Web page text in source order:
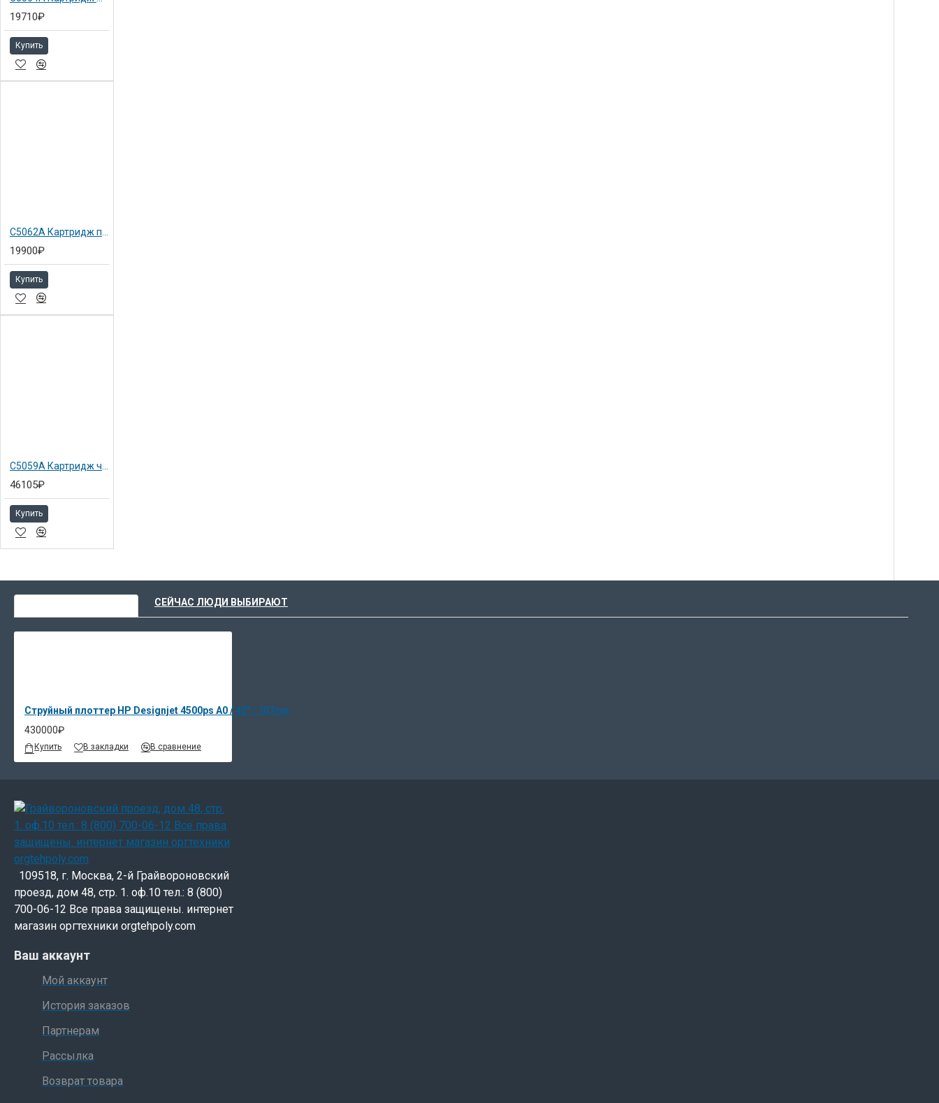
19710₽
Купить
19900₽
Купить
46105₽
Купить
СЕЙЧАС ЛЮДИ ВЫБИРАЮТ
Струйный плоттер HP Designjet 4500ps A0 / 42" / 107cm
430000₽
Купить В закладки В сравнение
109518, г. Москва, 2-й Грайвороновский
проезд, дом 48, стр. 1. оф.10 тел.: 8 (800)
700-06-12 Все права защищены. интернет
магазин оргтехники orgtehpoly.com
Ваш аккаунт
Мой аккаунт
История заказов
Партнерам
Рассылка
Возврат товара